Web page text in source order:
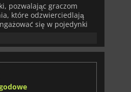
pozwalając graczom
które odzwierciedlają
się w pojedynki
mocne i słabe strony,
które oddają istotę stylu